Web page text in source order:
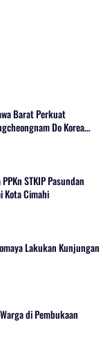
Barat Perkuat
Do Korea
STKIP Pasundan
Kota Cimahi
Lakukan Kunjungan
di Pembukaan